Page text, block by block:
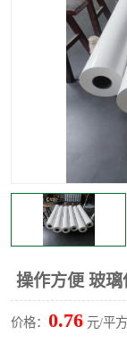
操作方便 玻
价格： 0.76 元/平
黑白保护膜
明蓝保护膜
印字保护膜
窗缝阻风胶带
不锈钢板保护膜